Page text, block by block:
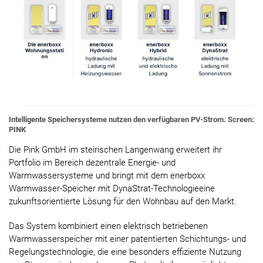
Intelligente Speichersysteme nutzen den verfügbaren PV-Strom. Screen:
PINK
Die Pink GmbH im steirischen Langenwang erweitert ihr
Portfolio im Bereich dezentrale Energie- und
Warmwassersysteme und bringt mit dem enerboxx
Warmwasser-Speicher mit DynaStrat-Technologieeine
zukunftsorientierte Lösung für den Wohnbau auf den Markt.
Das System kombiniert einen elektrisch betriebenen
Warmwasserspeicher mit einer patentierten Schichtungs- und
Regelungstechnologie, die eine besonders effiziente Nutzung